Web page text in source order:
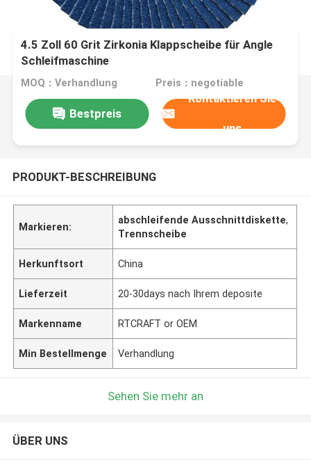
4.5 Zoll 60 Grit Zirkonia Klappscheibe für Angle
Schleifmaschine
MOQ：Verhandlung Preis：negotiable
Bestpreis
Kontaktieren Sie
uns
PRODUKT-BESCHREIBUNG
Markieren:
abschleifende Ausschnittdiskette,
Trennscheibe
Herkunftsort China
Lieferzeit 20-30days nach Ihrem deposite
Markenname RTCRAFT or OEM
Min Bestellmenge Verhandlung
Sehen Sie mehr an
ÜBER UNS